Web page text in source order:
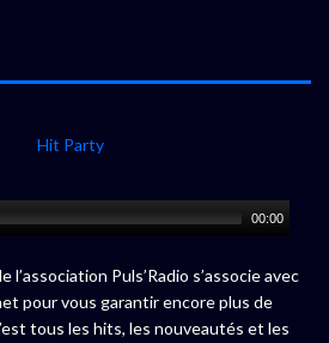
00:00
Puls’Radio s’associe avec
pour vous garantir encore plus de
tous les hits, les nouveautés et les